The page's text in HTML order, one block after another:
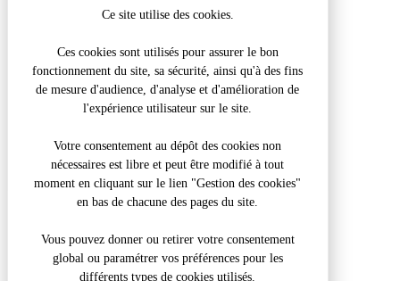
Réalisation Koredge
Accueil
Ferme Milhac-Oie en Périgord
Fermer la modale
Que recherchez-vous ?
Recherche pour :
Ce site utilise des cookies.
Ces cookies sont utilisés pour assurer le bon
fonctionnement du site, sa sécurité, ainsi qu'à des fins
de mesure d'audience, d'analyse et d'amélioration de
l'expérience utilisateur sur le site.
Votre consentement au dépôt des cookies non
nécessaires est libre et peut être modifié à tout
moment en cliquant sur le lien "Gestion des cookies"
en bas de chacune des pages du site.
Vous pouvez donner ou retirer votre consentement
global ou paramétrer vos préférences pour les
différents types de cookies utilisés.